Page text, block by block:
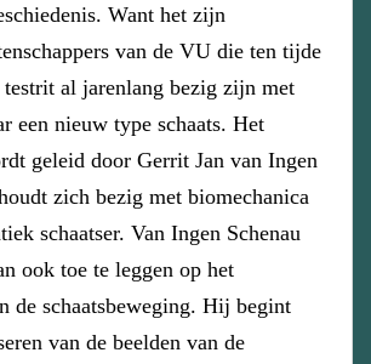
Want het zijn
van de VU die ten tijde
testrit al jarenlang bezig zijn met
een nieuw type schaats. Het
geleid door Gerrit Jan van Ingen
zich bezig met biomechanica
schaatser. Van Ingen Schenau
ook toe te leggen op het
de schaatsbeweging. Hij begint
van de beelden van de